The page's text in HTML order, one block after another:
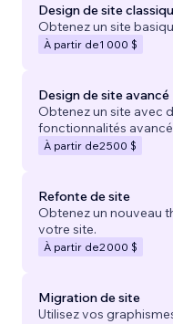
Design de site
Obtenez un site
À partir de1 000 $
Design de site avancé
Obtenez un site avec
fonctionnalités
À partir de2 500 $
Refonte de site
Obtenez un nouveau
votre site.
À partir de2 000 $
Migration de site
Utilisez vos